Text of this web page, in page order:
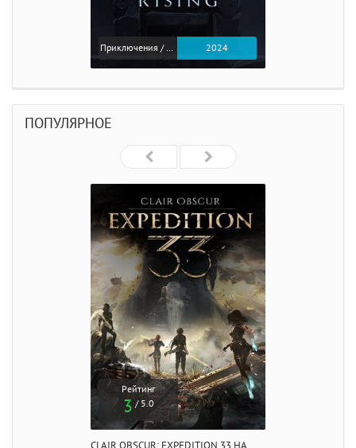
Приключения / Экшен 2024
ПОПУЛЯРНОЕ
Рейтинг
3 / 5.0